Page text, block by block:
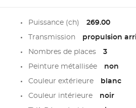
Puissance (ch) 269.00
Transmission propulsion
Nombres de places 3
Peinture métallisée non
Couleur extérieure blanc
Couleur intérieure noir